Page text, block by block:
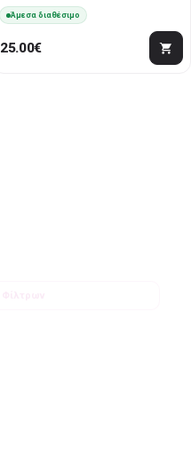
Άμεσα διαθέσιμο
25.00€